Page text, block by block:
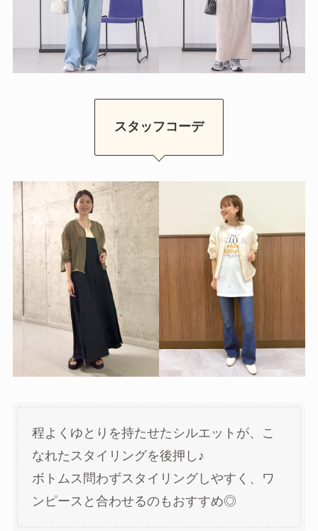
スタッフコーデ
程よくゆとりを持たせたシルエットが、こ
なれたスタイリングを後押し♪
ボトムス問わずスタイリングしやすく、ワ
ンピースと合わせるのもおすすめ◎